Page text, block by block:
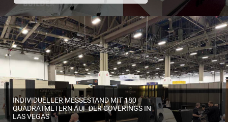
INDIVIDUELLER MESSESTAND MIT 180
QUADRATMETERN AUF DER COVERINGS IN
LAS VEGAS